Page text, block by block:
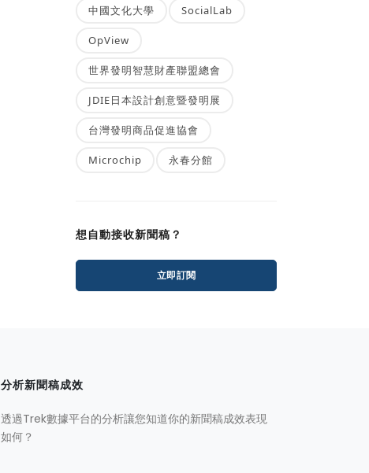
中國文化大學 SocialLab
OpView
世界發明智慧財產聯盟總會
JDIE日本設計創意暨發明展
台灣發明商品促進協會
Microchip 永春分館
想自動接收新聞稿？
立即訂閱
分析新聞稿成效
透過Trek數據平台的分析讓您知道你的新聞稿成效表現
如何？